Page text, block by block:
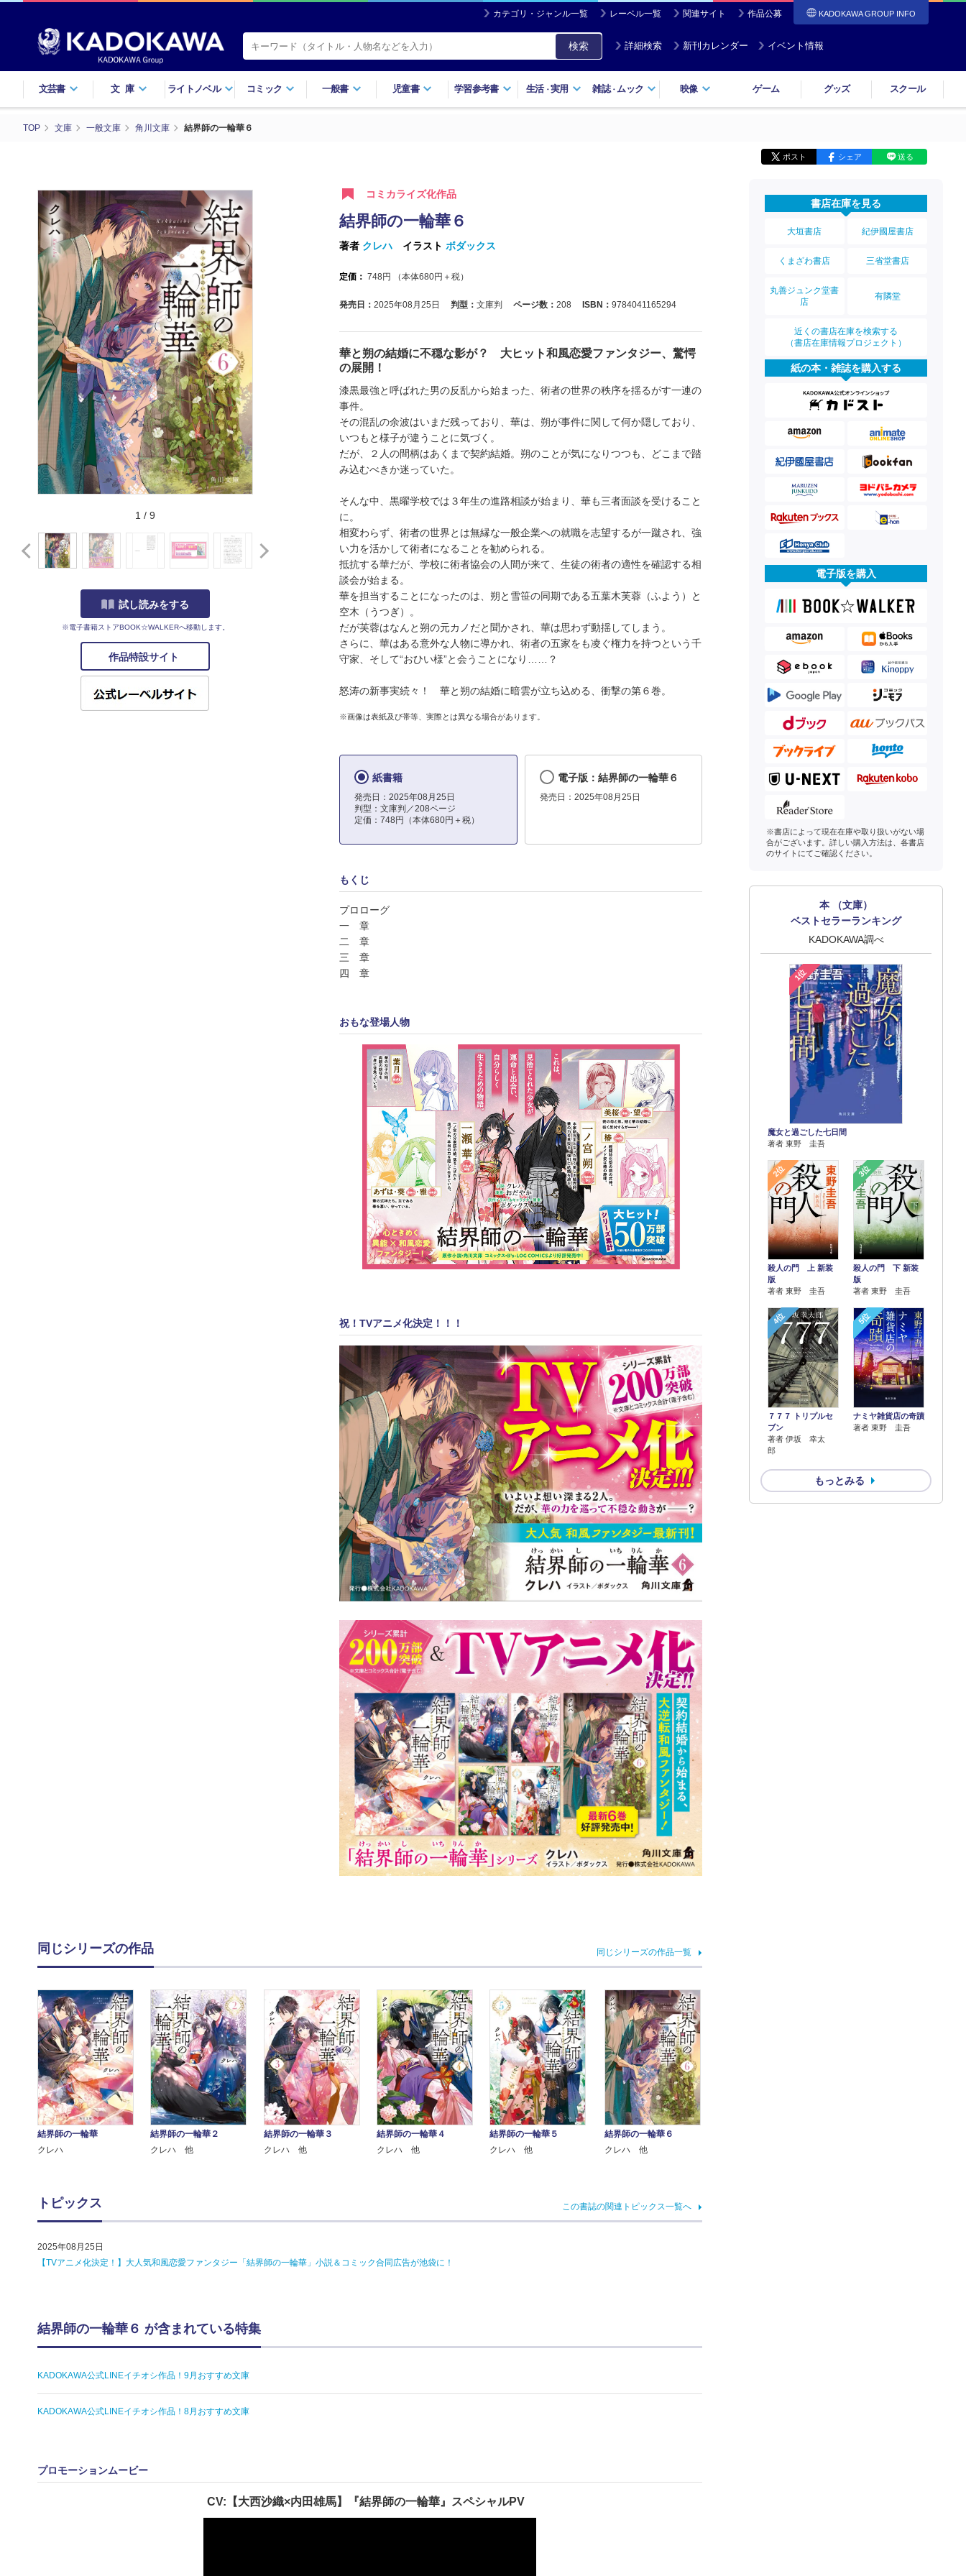
カテゴリ・ジャンル一覧 レーベル一覧 関連サイト 作品公募 KADOKAWA GROUP INFO
検索 詳細検索 新刊カレンダー イベント情報
文芸書 文庫 ライトノベル コミック 一般書 児童書 学習参考書 生活・実用 雑誌・ ムック 映像 ゲーム グッズ スクール
TOP 文庫 一般文庫 角川文庫 結界師の一輪華６
ポスト シェア 送る
1 / 9
試し読みをする
※電子書籍ストアBOOK☆WALKERへ移動します。
作品特設サイト
コミカライズ化作品
結界師の一輪華６
著者 クレハ イラスト ボダックス
定価： 748円 （本体680円＋税）
発売日： 2025年08月25日 判型： 文庫判 ページ数： 208 ISBN： 9784041165294
華と朔の結婚に不穏な影が？ 大ヒット和風恋愛ファンタジー、驚愕
の展開！
漆黒最強と呼ばれた男の反乱から始まった、術者の世界の秩序を揺るがす一連の
事件。
その混乱の余波はいまだ残っており、華は、朔が事件に関して何か隠しており、
いつもと様子が違うことに気づく。
だが、２人の間柄はあくまで契約結婚。朔のことが気になりつつも、どこまで踏
み込むべきか迷っていた。
そんな中、黒曜学校では３年生の進路相談が始まり、華も三者面談を受けること
に。
相変わらず、術者の世界とは無縁な一般企業への就職を志望するが一蹴され、強
い力を活かして術者になることを勧められる。
抵抗する華だが、学校に術者協会の人間が来て、生徒の術者の適性を確認する相
談会が始まる。
華を担当することになったのは、朔と雪笹の同期である五葉木芙蓉（ふよう）と
空木（うつぎ）。
だが芙蓉はなんと朔の元カノだと聞かされ、華は思わず動揺してしまう。
さらに、華はある意外な人物に導かれ、術者の五家をも凌ぐ権力を持つという千
守家、そして“おひい様”と会うことになり……？
怒涛の新事実続々！ 華と朔の結婚に暗雲が立ち込める、衝撃の第６巻。
※画像は表紙及び帯等、実際とは異なる場合があります。
紙書籍
発売日：2025年08月25日
判型：文庫判／208ページ
定価：748円（本体680円＋税）
電子版：結界師の一輪華６
発売日：2025年08月25日
もくじ
プロローグ
一 章
二 章
三 章
四 章
おもな登場人物
祝！TVアニメ化決定！！！
同じシリーズの作品 同じシリーズの作品一覧
結界師の一輪華
クレハ
結界師の一輪華２
クレハ 他
結界師の一輪華３
クレハ 他
結界師の一輪華４
クレハ 他
結界師の一輪華５
クレハ 他
結界師の一輪華６
クレハ 他
トピックス この書誌の関連トピックス一覧へ
2025年08月25日
【TVアニメ化決定！】大人気和風恋愛ファンタジー「結界師の一輪華」小説＆コミック合同広告が池袋に！
結界師の一輪華６ が含まれている特集
KADOKAWA公式LINEイチオシ作品！9月おすすめ文庫
KADOKAWA公式LINEイチオシ作品！8月おすすめ文庫
プロモーションムービー
CV:【大西沙織×内田雄馬】『結界師の一輪華』スペシャルPV
書店在庫を見る
大垣書店 紀伊國屋書店
くまざわ書店 三省堂書店
丸善ジュンク堂書
店
有隣堂
近くの書店在庫を検索する
（書店在庫情報プロジェクト）
紙の本・雑誌を購入する
電子版を購入
※書店によって現在在庫や取り扱いがない場
合がございます。詳しい購入方法は、各書店
のサイトにてご確認ください。
本 （文庫）
ベストセラーランキング
KADOKAWA調べ
1位
魔女と過ごした七日間
著者 東野 圭吾
2位
殺人の門 上 新装
版
著者 東野 圭吾
3位
殺人の門 下 新装
版
著者 東野 圭吾
4位
７７７ トリプルセ
ブン
著者 伊坂 幸太
郎
5位
ナミヤ雑貨店の奇蹟
著者 東野 圭吾
もっとみる